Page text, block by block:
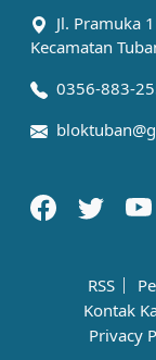
Jl. Pramuka
Kecamatan
0356-883-
RSS
Kontak
Privacy